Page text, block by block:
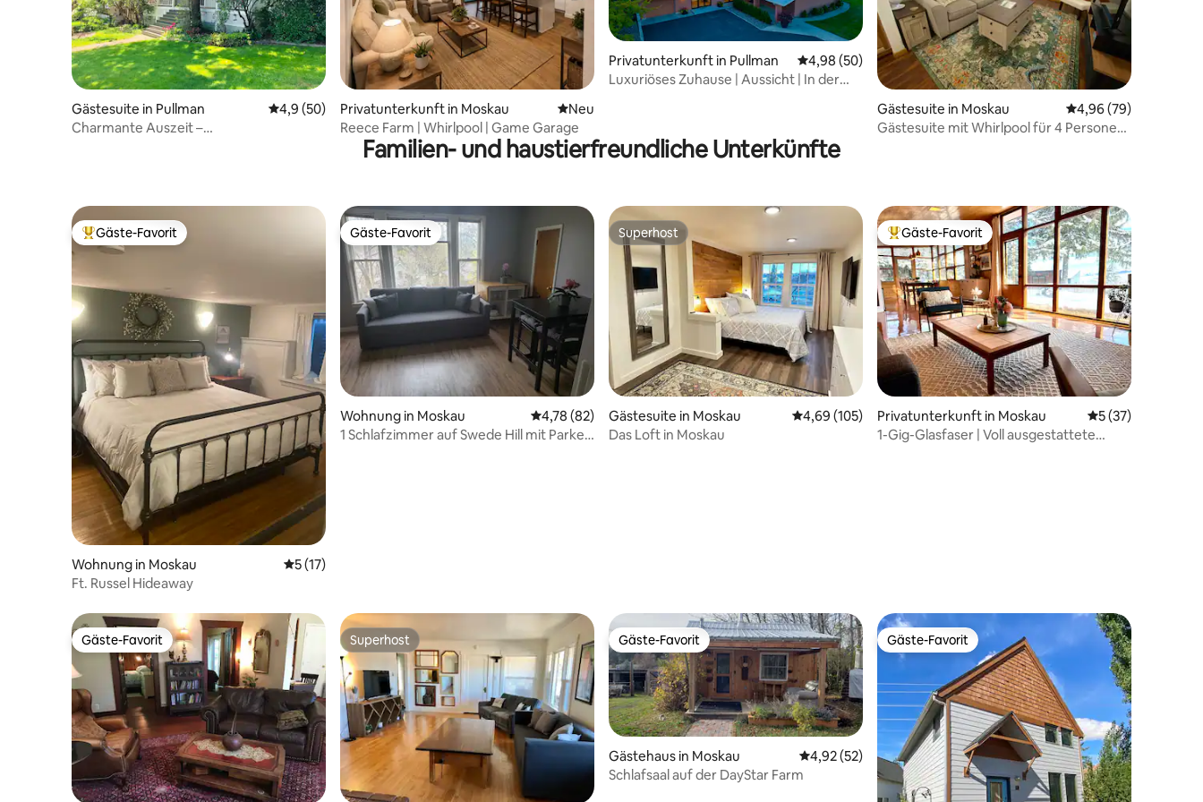
Gästesuite in Pullman Durchschnittliche Bewertung: 4,9 von 5, 50 Bewertungen
4,9 (50)
Charmante Auszeit –
Privatunterkunft in Moskau Neue Unterkunft
Neu
Reece Farm | Whirlpool | Game Garage
Privatunterkunft in Pullman Durchschnittliche Bewertung: 4,98 von 5, 50 Bewertungen
4,98 (50)
Luxuriöses Zuhause | Aussicht | In der
Gästesuite in Moskau Durchschnittliche
4,96 (79)
Gästesuite mit Whirlpool für 4 Personen
Familien- und haustierfreundliche Unterkünfte
Beliebter Gäste-Favorit.
Gäste-Favorit
Wohnung in Moskau Durchschnittliche Bewertung: 5 von 5, 17 Bewertungen
5 (17)
Ft. Russel Hideaway
Gäste-Favorit
Gäste-Favorit
Wohnung in Moskau Durchschnittliche Bewertung: 4,78 von 5, 82 Bewertungen
4,78 (82)
1 Schlafzimmer auf Swede Hill mit Parken
Superhost
Superhost
Gästesuite in Moskau Durchschnittliche Bewertung: 4,69 von 5, 105 Bewertungen
4,69 (105)
Das Loft in Moskau
Beliebter Gäste-Favorit.
Gäste-Favorit
Privatunterkunft in Moskau Durchschnittliche
5 (37)
1-Gig-Glasfaser | Voll ausgestattete
Gäste-Favorit
Gäste-Favorit Superhost
Superhost Gäste-Favorit
Gäste-Favorit
Gästehaus in Moskau Durchschnittliche Bewertung: 4,92 von 5, 52 Bewertungen
4,92 (52)
Schlafsaal auf der DayStar Farm
Gäste-Favorit
Gäste-Favorit